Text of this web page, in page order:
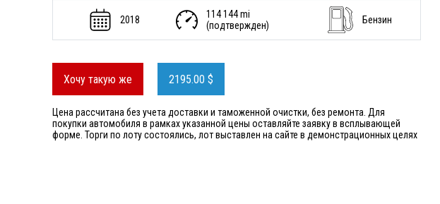
2018
114 144 mi
(подтвержден)
Бензин
Хочу такую же 2195.00 $
Цена рассчитана без учета доставки и таможенной очистки, без ремонта. Для
покупки автомобиля в рамках указанной цены оставляйте заявку в всплывающей
форме. Торги по лоту состоялись, лот выставлен на сайте в демонстрационных целях